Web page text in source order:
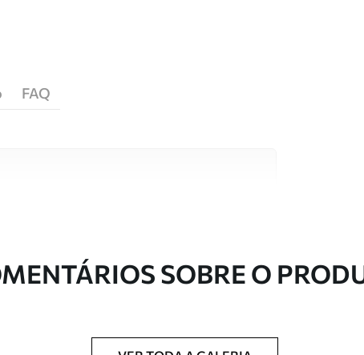
FAQ
SOBRE O